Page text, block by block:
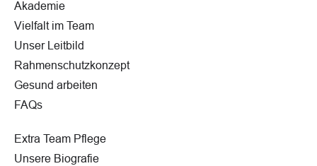
Akademie
Vielfalt im Team
Unser Leitbild
Rahmenschutzkonzept
Gesund arbeiten
FAQs
Extra Team Pflege
Unsere Biografie